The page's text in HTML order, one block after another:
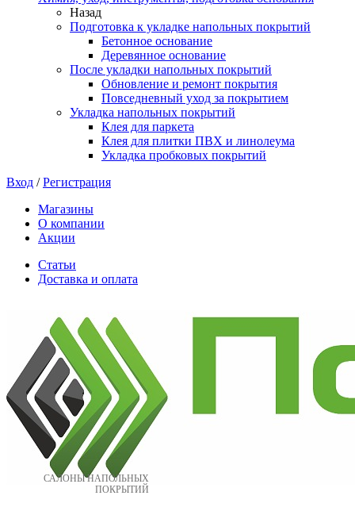
Назад
Подготовка к укладке напольных покрытий
Бетонное основание
Деревянное основание
После укладки напольных покрытий
Обновление и ремонт покрытия
Повседневный уход за покрытием
Укладка напольных покрытий
Клея для паркета
Клея для плитки ПВХ и линолеума
Укладка пробковых покрытий
Вход /Регистрация
Магазины
О компании
Акции
Статьи
Доставка и оплата
САЛОНЫ НАПОЛЬНЫХ
ПОКРЫТИЙ